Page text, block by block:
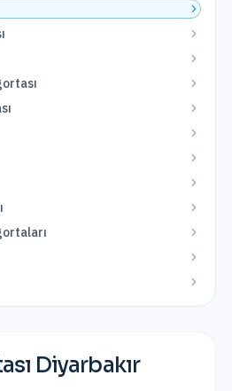
Diyarbakır